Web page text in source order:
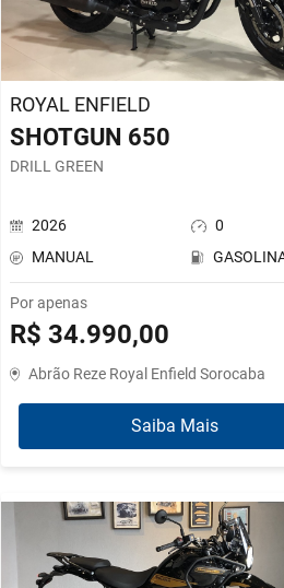
ROYAL ENFIELD
SHOTGUN 650
DRILL GREEN
2026
0
MANUAL
Por apenas
R$ 34.990,00
Abrão Reze Royal Enfield Sorocaba
Saiba Mais